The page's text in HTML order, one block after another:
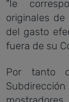
"le
originales
del gasto
fuera de su
Por tanto